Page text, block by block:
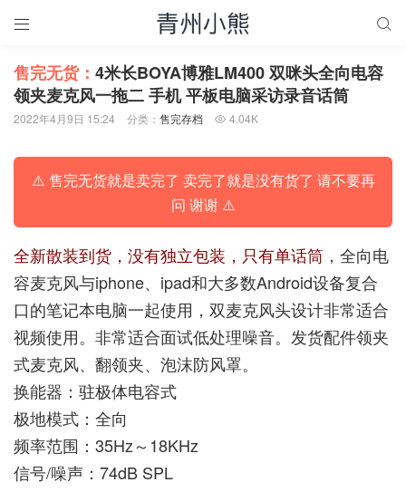
 
售完无货： 4米长BOYA博雅LM400 双咪头全向电容
领夹麦克风一拖二 手机 平板电脑采访录音话筒
2022年4月9日 15:24 分类： 售完存档  4.04K
⚠️ 售完无货就是卖完了 卖完了就是没有货了 请不要再
问 谢谢 ⚠️
全新散装到货，没有独立包装，只有单话筒 ，全向电
容麦克风与iphone、ipad和大多数Android设备复合
口的笔记本电脑一起使用，双麦克风头设计非常适合
视频使用。非常适合面试低处理噪音。发货配件领夹
式麦克风、翻领夹、泡沫防风罩。
换能器：驻极体电容式
极地模式：全向
频率范围：35Hz～18KHz
信号/噪声：74dB SPL